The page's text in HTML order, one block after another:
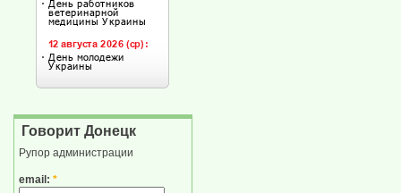
Говорит Донецк
Рупор администрации
email: *